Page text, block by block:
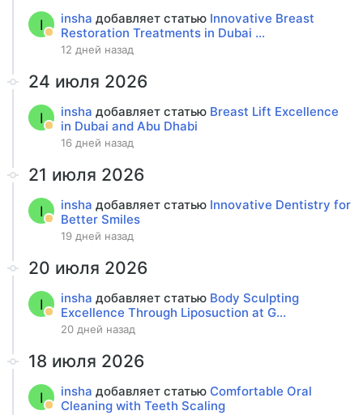
I insha добавляет статью Innovative Breast
Restoration Treatments in Dubai ...
12 дней назад
24 июля 2026
I insha добавляет статью Breast Lift Excellence
in Dubai and Abu Dhabi
16 дней назад
21 июля 2026
I insha добавляет статью Innovative Dentistry for
Better Smiles
19 дней назад
20 июля 2026
I insha добавляет статью Body Sculpting
Excellence Through Liposuction at G...
20 дней назад
18 июля 2026
I insha добавляет статью Comfortable Oral
Cleaning with Teeth Scaling